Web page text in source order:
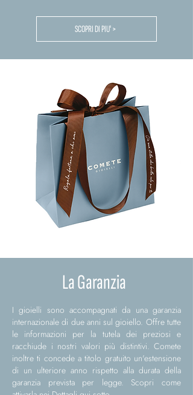
SCOPRI DI PIU' >
La Garanzia
I gioielli sono accompagnati da una garanzia
internazionale di due anni sul gioiello. Offre tutte
le informazioni per la tutela dei preziosi e
racchiude i nostri valori più distintivi. Comete
inoltre ti concede a titolo gratuito un'estensione
di un ulteriore anno rispetto alla durata della
garanzia prevista per legge. Scopri come